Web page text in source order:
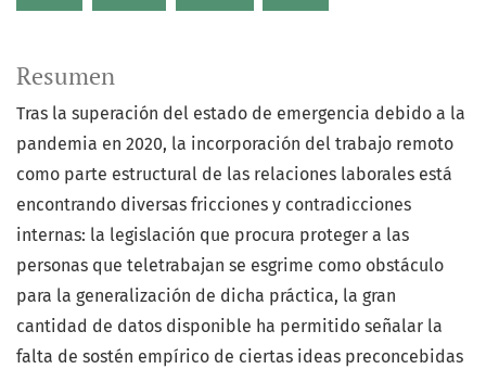
Resumen
Tras la superación del estado de emergencia debido a la
pandemia en 2020, la incorporación del trabajo remoto
como parte estructural de las relaciones laborales está
encontrando diversas fricciones y contradicciones
internas: la legislación que procura proteger a las
personas que teletrabajan se esgrime como obstáculo
para la generalización de dicha práctica, la gran
cantidad de datos disponible ha permitido señalar la
falta de sostén empírico de ciertas ideas preconcebidas